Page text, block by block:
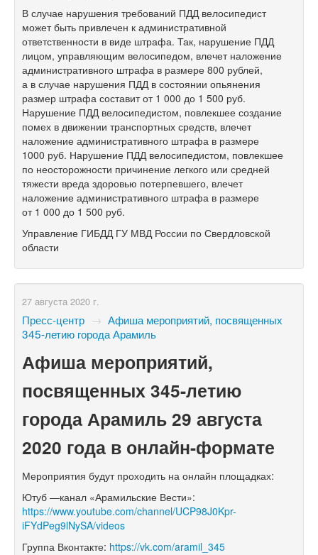
В случае нарушения требований ПДД велосипедист
может быть привлечен к административной
ответственности в виде штрафа. Так, нарушение ПДД
лицом, управляющим велосипедом, влечет наложение
административного штрафа в размере 800 рублей,
а в случае нарушения ПДД в состоянии опьянения
размер штрафа составит от 1 000 до 1 500 руб.
Нарушение ПДД велосипедистом, повлекшее создание
помех в движении транспортных средств, влечет
наложение административного штрафа в размере
1000 руб. Нарушение ПДД велосипедистом, повлекшее
по неосторожности причинение легкого или средней
тяжести вреда здоровью потерпевшего, влечет
наложение административного штрафа в размере
от 1 000 до 1 500 руб.
Управление ГИБДД ГУ МВД России по Свердловской
области
27 августа 2020 г.
Пресс-центр → Афиша мероприятий, посвященных
345-летию города Арамиль
Афиша мероприятий,
посвященных345-летию
города Арамиль29 августа
2020 года в онлайн-формате
Мероприятия будут проходить на онлайн площадках:
Ютуб —канал «Арамильские Вести»:
https://www.youtube.com/channel/UCP98J0Kpr-
iFYdPeg9lNySA/videos
Группа Вконтакте: https://vk.com/aramil_345